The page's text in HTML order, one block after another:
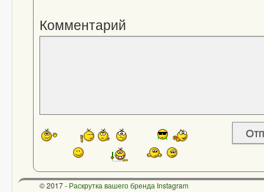
Комментарий
© 2017 - Раскрутка вашего бренда Instagram